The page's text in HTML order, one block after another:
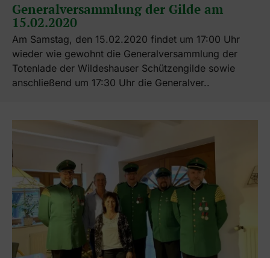
Generalversammlung der Gilde am
15.02.2020
Am Samstag, den 15.02.2020 findet um 17:00 Uhr
wieder wie gewohnt die Generalversammlung der
Totenlade der Wildeshauser Schützengilde sowie
anschließend um 17:30 Uhr die Generalver..